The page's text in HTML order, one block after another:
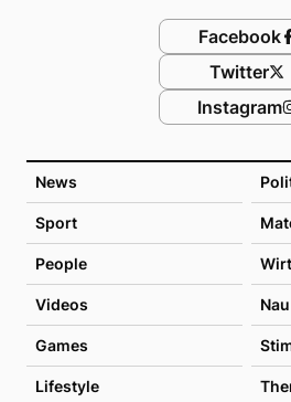
News
Sport
People
Videos
Games
Lifestyle
Facebook
Twitter
Instagram